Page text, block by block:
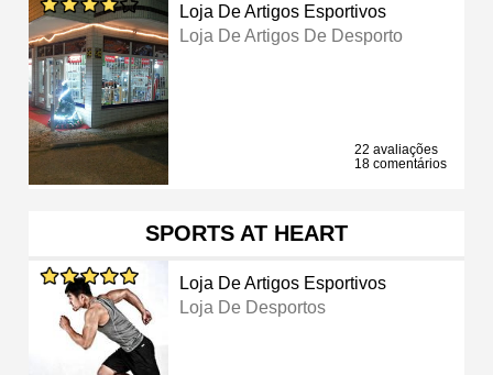
Loja De Artigos Esportivos
Loja De Artigos De Desporto
22 avaliações
18 comentários
SPORTS AT HEART
Loja De Artigos Esportivos
Loja De Desportos